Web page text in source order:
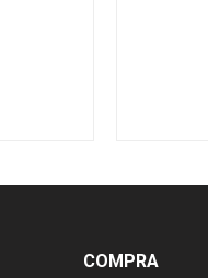
COMPRA